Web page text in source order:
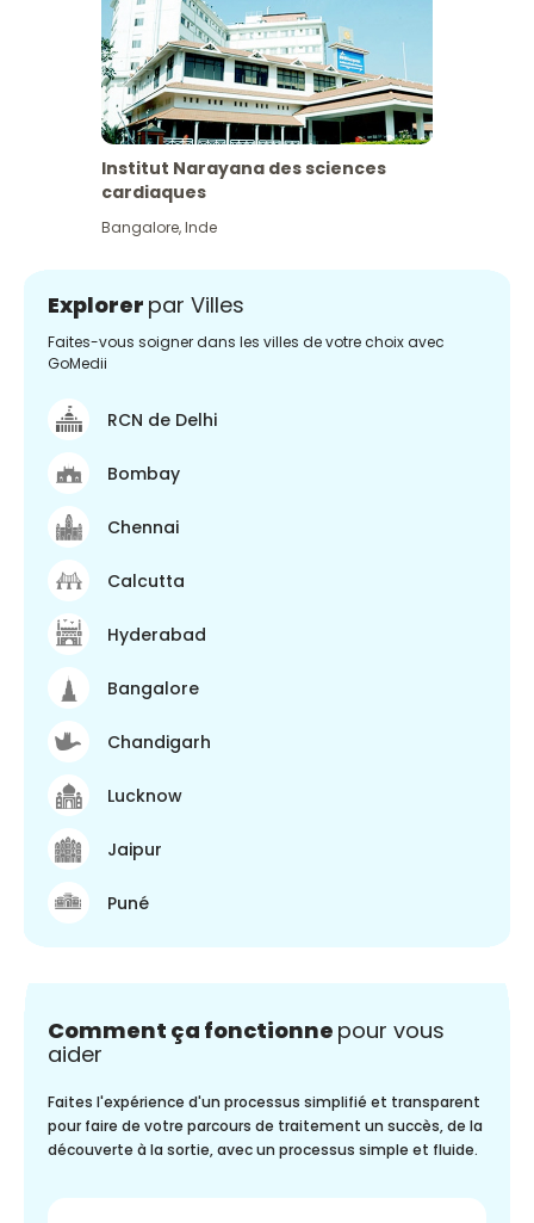
Institut Narayana des sciences
cardiaques
Bangalore,Inde
Explorer par Villes
Faites-vous soigner dans les villes de votre choix avec
GoMedii
RCN de Delhi
Bombay
Chennai
Calcutta
Hyderabad
Bangalore
Chandigarh
Lucknow
Jaipur
Puné
Comment ça fonctionne pour vous
aider
Faites l'expérience d'un processus simplifié et transparent
pour faire de votre parcours de traitement un succès, de la
découverte à la sortie, avec un processus simple et fluide.